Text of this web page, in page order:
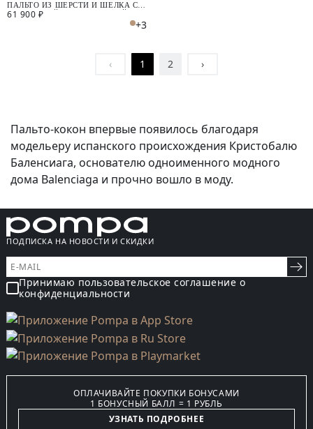
ПАЛЬТО ИЗ ШЕРСТИ И ШЕЛКА С
МЕМБРАНОЙ И УТЕПЛЁННОЙ
61 900 ₽
+3
‹ 1 2 ›
Пальто-кокон впервые появилось благодаря
модельеру испанского происхождения Кристобалю
Баленсиага, основателю одноименного модного
дома Balenciaga и прочно вошло в моду.
ПОДПИСКА НА НОВОСТИ И СКИДКИ
Принимаю пользовательское соглашение о
конфиденциальности
ОПЛАЧИВАЙТЕ ПОКУПКИ БОНУСАМИ
1 БОНУСНЫЙ БАЛЛ = 1 РУБЛЬ
УЗНАТЬ ПОДРОБНЕЕ